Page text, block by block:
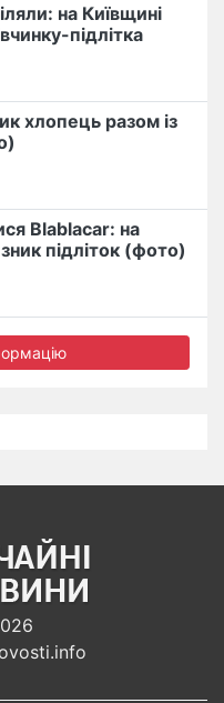
на Київщині
підлітка
хлопець разом із
Blablacar: на
підліток (фото)